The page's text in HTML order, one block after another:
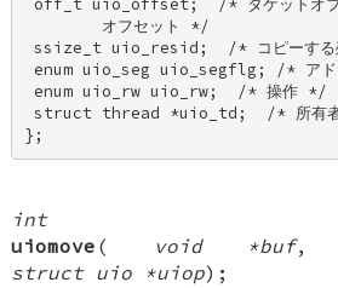
off_t uio_offset;  /* タケットオブ
        オフセット */
ssize_t uio_resid;  /* コピーする
enum uio_seg uio_segflg; /* アド
enum uio_rw uio_rw;  /* 操作 */
struct thread *uio_td;  /* 所有
};
int
uiomove ( void *buf
struct uio *uiop);